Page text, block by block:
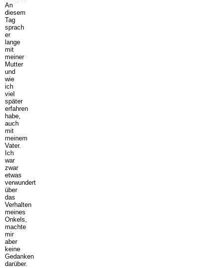
An
diesem
Tag
sprach
er
lange
mit
meiner
Mutter
und
wie
ich
viel
später
erfahren
habe,
auch
mit
meinem
Vater.
Ich
war
zwar
etwas
verwundert
über
das
Verhalten
meines
Onkels,
machte
mir
aber
keine
Gedanken
darüber.